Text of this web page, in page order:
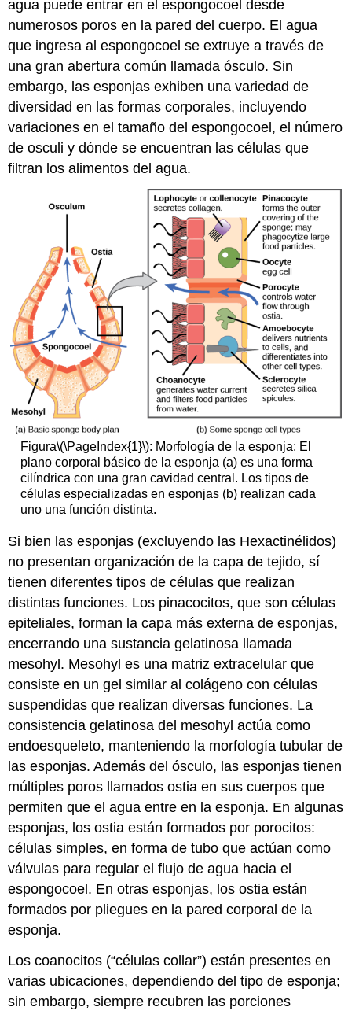
agua puede entrar en el espongocoel desde
numerosos poros en la pared del cuerpo. El agua
que ingresa al espongocoel se extruye a través de
una gran abertura común llamada ósculo. Sin
embargo, las esponjas exhiben una variedad de
diversidad en las formas corporales, incluyendo
variaciones en el tamaño del espongocoel, el número
de osculi y dónde se encuentran las células que
filtran los alimentos del agua.
Figura\(\PageIndex{1}\): Morfología de la esponja: El
plano corporal básico de la esponja (a) es una forma
cilíndrica con una gran cavidad central. Los tipos de
células especializadas en esponjas (b) realizan cada
uno una función distinta.
Si bien las esponjas (excluyendo las Hexactinélidos)
no presentan organización de la capa de tejido, sí
tienen diferentes tipos de células que realizan
distintas funciones. Los pinacocitos, que son células
epiteliales, forman la capa más externa de esponjas,
encerrando una sustancia gelatinosa llamada
mesohyl. Mesohyl es una matriz extracelular que
consiste en un gel similar al colágeno con células
suspendidas que realizan diversas funciones. La
consistencia gelatinosa del mesohyl actúa como
endoesqueleto, manteniendo la morfología tubular de
las esponjas. Además del ósculo, las esponjas tienen
múltiples poros llamados ostia en sus cuerpos que
permiten que el agua entre en la esponja. En algunas
esponjas, los ostia están formados por porocitos:
células simples, en forma de tubo que actúan como
válvulas para regular el flujo de agua hacia el
espongocoel. En otras esponjas, los ostia están
formados por pliegues en la pared corporal de la
esponja.
Los coanocitos (“células collar”) están presentes en
varias ubicaciones, dependiendo del tipo de esponja;
sin embargo, siempre recubren las porciones